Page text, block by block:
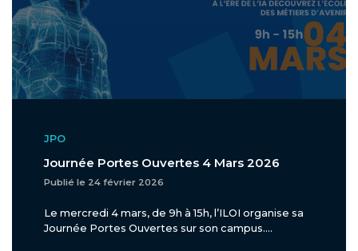
JPO
Journée Portes Ouvertes 4 Mars 2026
Publié le 24 février 2026
Le mercredi 4 mars, de 9h à 15h, l’ILOI organise sa
Journée Portes Ouvertes sur son campus....